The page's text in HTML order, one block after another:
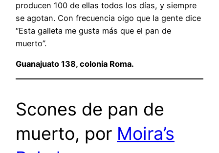
producen 100 de ellas todos los días, y siempre
se agotan. Con frecuencia oigo que la gente dice
“Esta galleta me gusta más que el pan de
muerto”.
Guanajuato 138, colonia Roma.
Scones de pan de
muerto, por Moira’s